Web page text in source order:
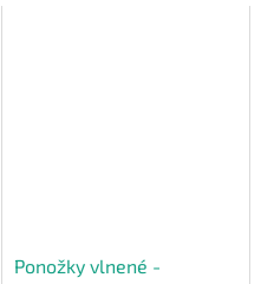
Ponožky vlnené -